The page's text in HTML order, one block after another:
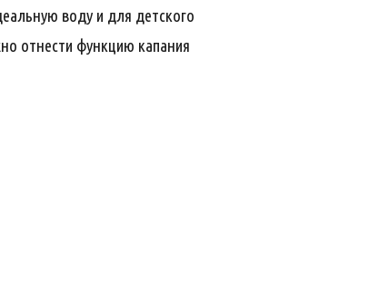
воду и для детского
отнести функцию капания